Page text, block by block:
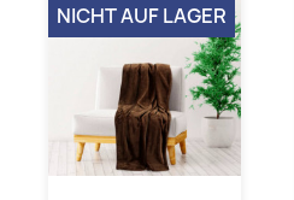
NICHT AUF LAGER